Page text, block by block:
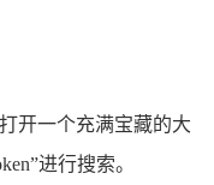
开一个充满宝藏的大
进行搜索。